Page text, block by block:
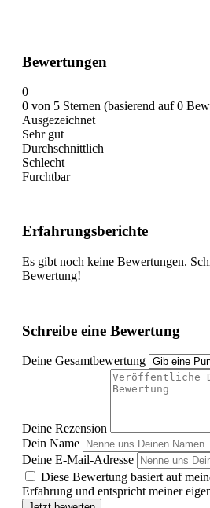
Bewertungen
0
0 von 5 Sternen (basierend auf 0
Ausgezeichnet
Sehr gut
Durchschnittlich
Schlecht
Furchtbar
Erfahrungsberichte
Es gibt noch keine Bewertungen.
Bewertung!
Schreibe eine Bewertung
Deine Gesamtbewertung
Deine Rezension
Dein Name
Deine E-Mail-Adresse
Diese Bewertung basiert auf
Erfahrung und entspricht meiner